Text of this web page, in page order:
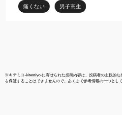
痛くない 男子高生
※キテミヨ-kitemiyo-に寄せられた投稿内容は、投稿者の主観的
を保証することはできませんので、あくまで参考情報の一つとし